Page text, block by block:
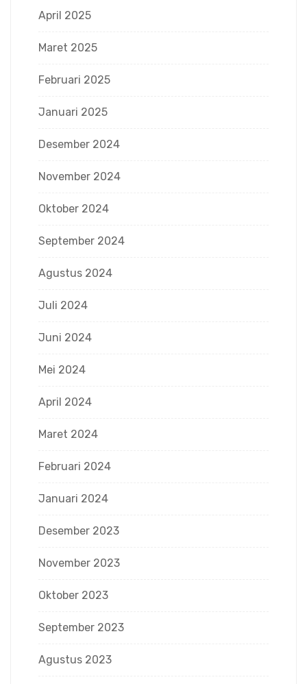
April 2025
Maret 2025
Februari 2025
Januari 2025
Desember 2024
November 2024
Oktober 2024
September 2024
Agustus 2024
Juli 2024
Juni 2024
Mei 2024
April 2024
Maret 2024
Februari 2024
Januari 2024
Desember 2023
November 2023
Oktober 2023
September 2023
Agustus 2023